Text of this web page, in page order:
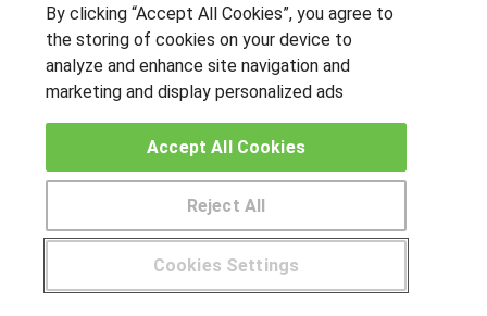
Pide más información al centro
OTROS GRUPOS DE INTERES
Muro de los idiomas
Locos por las becas
CENTROS DE FORMACIÓN
Publicar cursos
By clicking “Accept All Cookies”, you agree to
the storing of cookies on your device to
analyze and enhance site navigation and
marketing and display personalized ads
Cookies Settings
Reject All
Accept All Cookies